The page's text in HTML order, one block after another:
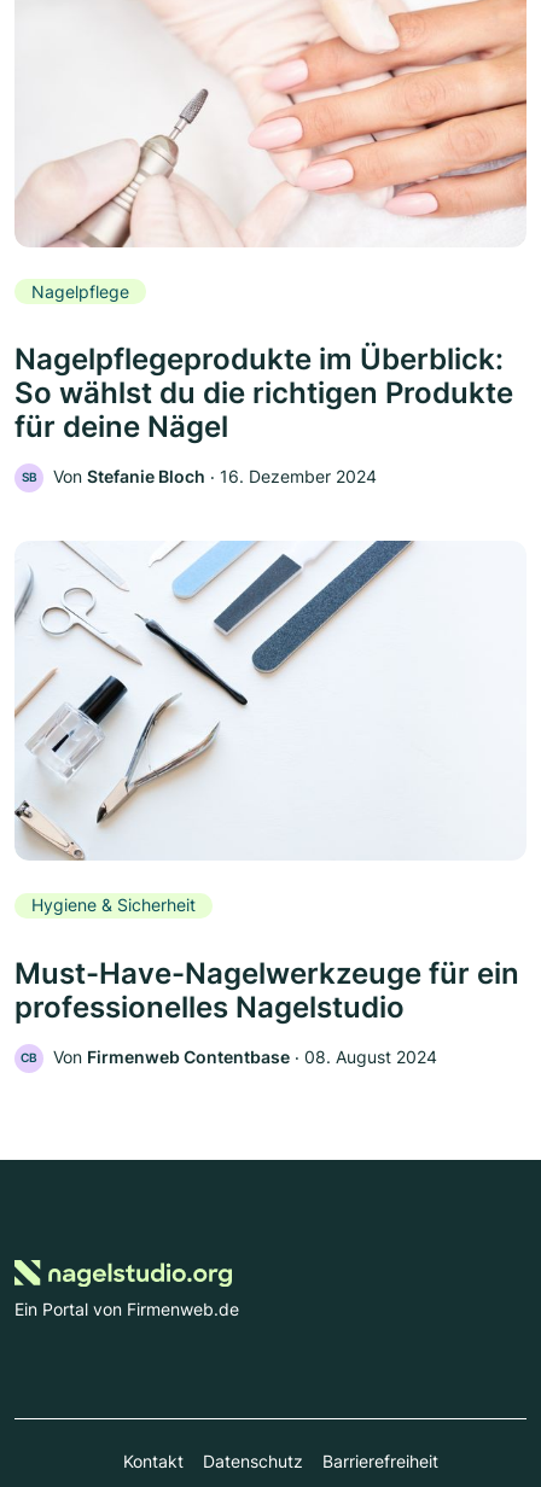
Nagelpflege
Nagelpflegeprodukte im Überblick:
So wählst du die richtigen Produkte
für deine Nägel
SB Von Stefanie Bloch ‧ 16. Dezember 2024
Hygiene & Sicherheit
Must-Have-Nagelwerkzeuge für ein
professionelles Nagelstudio
CB Von Firmenweb Contentbase ‧ 08. August 2024
Ein Portal von Firmenweb.de
Kontakt Datenschutz
Barrierefreiheit